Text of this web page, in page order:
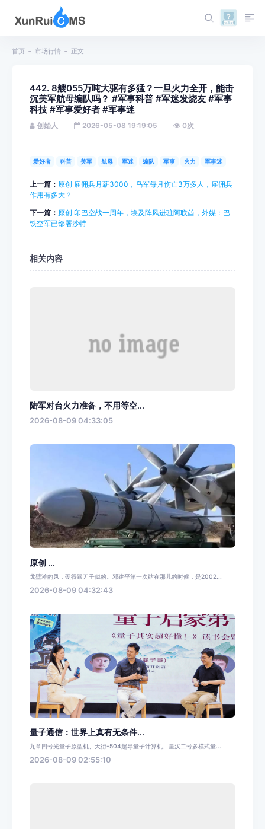
首页 市场行情 正文
442. 8艘055万吨大驱有多猛？一旦火力全开，能击
沉美军航母编队吗？ #军事科普 #军迷发烧友 #军事
科技 #军事爱好者 #军事迷
创始人 2026-05-08 19:19:05 0次
爱好者 科普 美军 航母 军迷 编队 军事 火力 军事迷
上一篇： 原创 雇佣兵月薪3000，乌军每月伤亡3万多人，雇佣兵
作用有多大？
下一篇： 原创 印巴空战一周年，埃及阵风进驻阿联酋，外媒：巴
铁空军已部署沙特
相关内容
陆军对台火力准备，不用等空...
2026-08-09 04:33:05
原创 ...
戈壁滩的风，硬得跟刀子似的。邓建平第一次站在那儿的时候，是2002...
2026-08-09 04:32:43
量子通信：世界上真有无条件...
九章四号光量子原型机、天衍-504超导量子计算机、星汉二号多模式量...
2026-08-09 02:55:10